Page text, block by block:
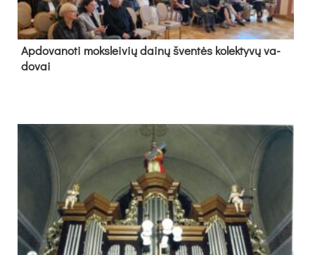
Ap­do­va­no­ti moks­lei­vių dai­nų šven­tės ko­lek­ty­vų va­
do­vai